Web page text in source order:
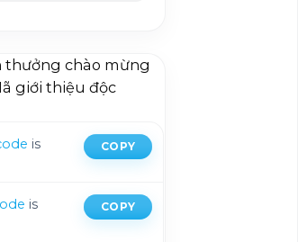
thưởng chào mừng
giới thiệu độc
is
COPY
is
COPY